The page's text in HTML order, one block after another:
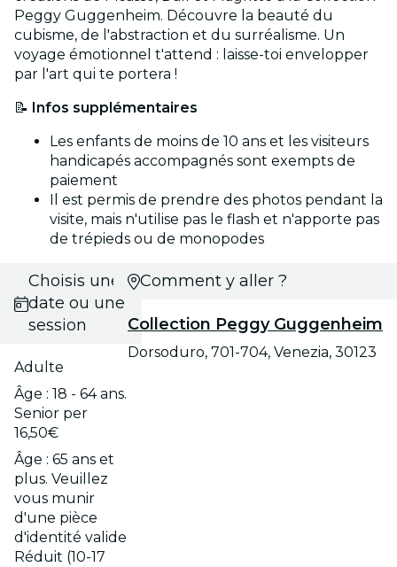
Peggy Guggenheim. Découvre la beauté du
cubisme, de l'abstraction et du surréalisme. Un
voyage émotionnel t'attend : laisse-toi envelopper
par l'art qui te portera !
📝
Infos supplémentaires
Les enfants de moins de 10 ans et les visiteurs
handicapés accompagnés sont exempts de
paiement
Il est permis de prendre des photos pendant la
visite, mais n'utilise pas le flash et n'apporte pas
de trépieds ou de monopodes
Choisis une
date ou une
session
Adulte
Âge : 18 - 64 ans.
Senior per
16,50€
Âge : 65 ans et
plus. Veuillez
vous munir
d'une pièce
d'identité valide
Réduit (10-17
Comment y aller ?
Collection Peggy Guggenheim
Dorsoduro, 701-704, Venezia, 30123